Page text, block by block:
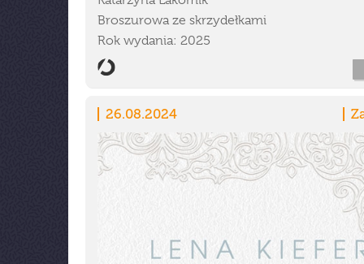
Broszurowa ze skrzydełkami
Rok wydania: 2025
26.08.2024